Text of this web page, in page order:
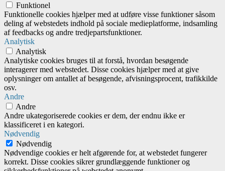
Funktionel
Funktionelle cookies hjælper med at udføre visse funktioner såsom
deling af webstedets indhold på sociale medieplatforme, indsamling
af feedbacks og andre tredjepartsfunktioner.
Analytisk
Analytisk
Analytiske cookies bruges til at forstå, hvordan besøgende
interagerer med webstedet. Disse cookies hjælper med at give
oplysninger om antallet af besøgende, afvisningsprocent, trafikkilde
osv.
Andre
Andre
Andre ukategoriserede cookies er dem, der endnu ikke er
klassificeret i en kategori.
Nødvendig
Nødvendig
Nødvendige cookies er helt afgørende for, at webstedet fungerer
korrekt. Disse cookies sikrer grundlæggende funktioner og